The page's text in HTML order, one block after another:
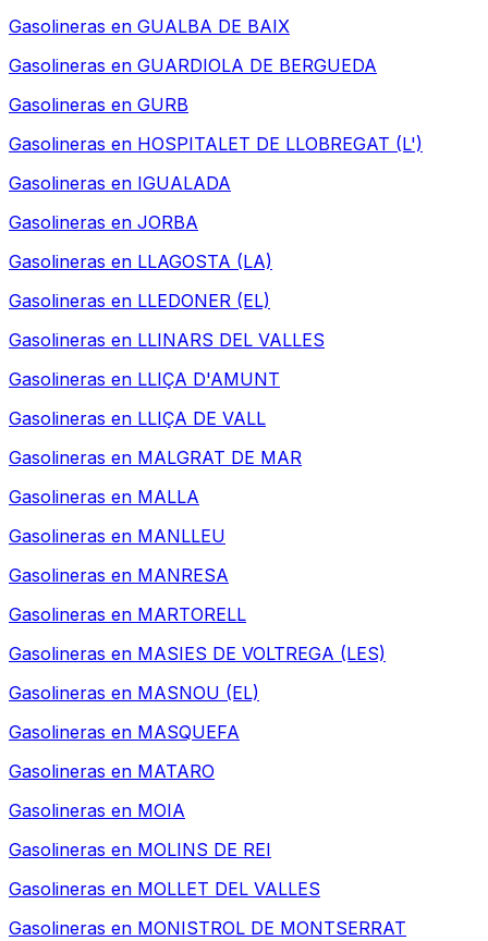
Gasolineras en GUALBA DE BAIX
Gasolineras en GUARDIOLA DE BERGUEDA
Gasolineras en GURB
Gasolineras en HOSPITALET DE LLOBREGAT (L')
Gasolineras en IGUALADA
Gasolineras en JORBA
Gasolineras en LLAGOSTA (LA)
Gasolineras en LLEDONER (EL)
Gasolineras en LLINARS DEL VALLES
Gasolineras en LLIÇA D'AMUNT
Gasolineras en LLIÇA DE VALL
Gasolineras en MALGRAT DE MAR
Gasolineras en MALLA
Gasolineras en MANLLEU
Gasolineras en MANRESA
Gasolineras en MARTORELL
Gasolineras en MASIES DE VOLTREGA (LES)
Gasolineras en MASNOU (EL)
Gasolineras en MASQUEFA
Gasolineras en MATARO
Gasolineras en MOIA
Gasolineras en MOLINS DE REI
Gasolineras en MOLLET DEL VALLES
Gasolineras en MONISTROL DE MONTSERRAT